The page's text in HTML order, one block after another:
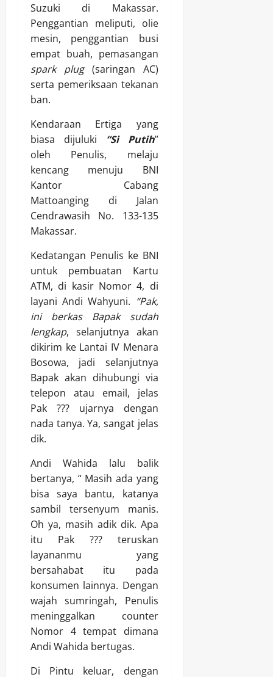
Suzuki di Makassar.
Penggantian meliputi, olie
mesin, penggantian busi
empat buah, pemasangan
spark plug(saringan AC)
serta pemeriksaan tekanan
ban.
Kendaraan Ertiga yang
biasa dijuluki
“Si Putih”
oleh Penulis, melaju
kencang menuju BNI
Kantor Cabang
Mattoanging di Jalan
Cendrawasih No. 133-135
Makassar.
Kedatangan Penulis ke BNI
untuk pembuatan Kartu
ATM, di kasir Nomor 4, di
layani Andi Wahyuni. “Pak,
ini berkas Bapak sudah
lengkap, selanjutnya akan
dikirim ke Lantai IV Menara
Bosowa, jadi selanjutnya
Bapak akan dihubungi via
telepon atau email, jelas
Pak ??? ujarnya dengan
nada tanya. Ya, sangat jelas
dik.
Andi Wahida lalu balik
bertanya, “ Masih ada yang
bisa saya bantu, katanya
sambil tersenyum manis.
Oh ya, masih adik dik. Apa
itu Pak ??? teruskan
layananmu yang
bersahabat itu pada
konsumen lainnya. Dengan
wajah sumringah, Penulis
meninggalkan counter
Nomor 4 tempat dimana
Andi Wahida bertugas.
Di Pintu keluar, dengan